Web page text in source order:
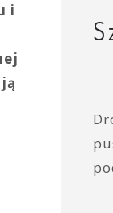
i